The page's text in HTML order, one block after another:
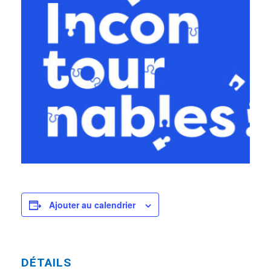
Ajouter au calendrier
DÉTAILS